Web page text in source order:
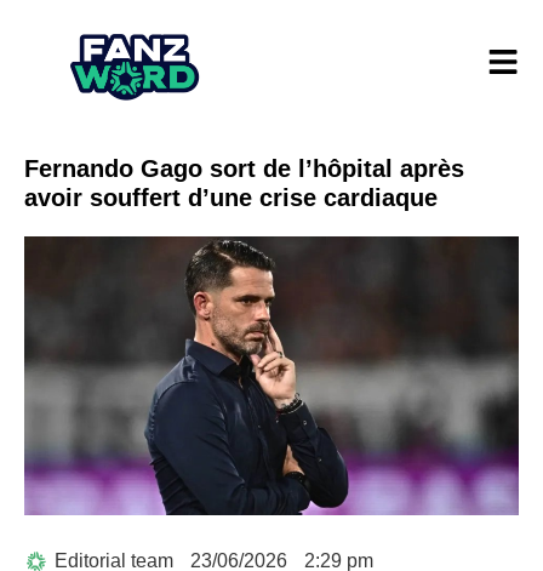
Fernando Gago sort de l’hôpital après
avoir souffert d’une crise cardiaque
Editorial team 23/06/2026 2:29 pm